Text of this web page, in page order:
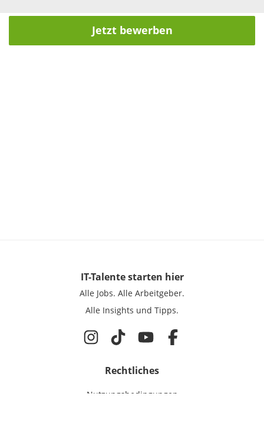
Jetzt bewerben
IT-Talentestarten hier
Alle Jobs. Alle Arbeitgeber.
Alle Insights und Tipps.
Rechtliches
Nutzungsbedingungen